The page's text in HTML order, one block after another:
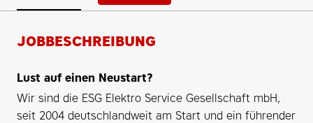
JOBBESCHREIBUNG
Lust auf einen Neustart?
Wir sind die ESG Elektro Service Gesellschaft mbH,
seit 2004 deutschlandweit am Start und ein führender